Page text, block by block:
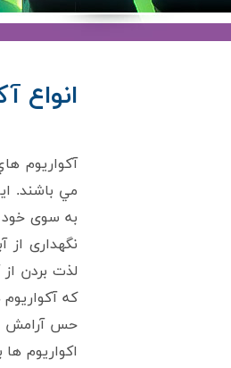
انواع
آکواريوم
مي باشند.
به سوی خود
نگهداری از
لذت بردن
که
حس آرامش
اکواریوم